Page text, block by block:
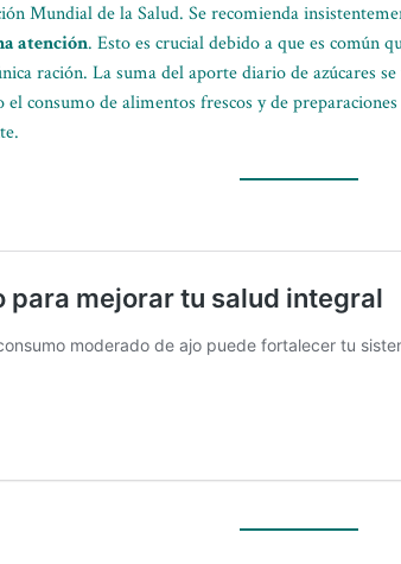
Mundial de la Salud. Se recomienda
atención. Esto es crucial debido a que es común
ración. La suma del aporte diario de azúcares
consumo de alimentos frescos y de